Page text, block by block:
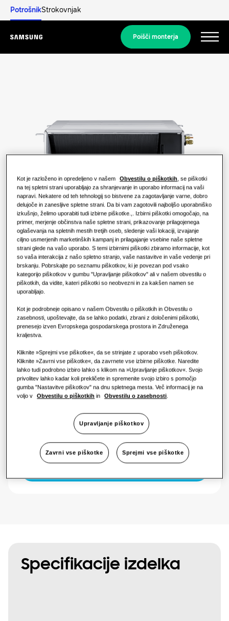
PotrošnikStrokovnjak
Menu
Poišči monterja
STANOVANJSKE REŠITVE
Kaj je toplotna črpalka in kako deluje?
Prednosti toplotne črpalke
Kaj je klimatska naprava in kako
deluje?
KOMERCIALNE REŠITVE
Hoteli
Maloprodaja
Restavracija
Pisarna
Trajnost
One Samsung
Naše rešitve
REŠITVE ZA VAŠ DOM
Rešitve za klimatizacijo
Toplotne črpalke
REŠITVE ZA KOMERCIALNE ZGRADBE
Rešitve za klimatizacijo
Upravljanje
Izdelki
Izdelki Hero
O Samsungu
ZMOGLJIVOST: 2.2KW
AM022ANMPKH/EU
Razpoložljiva zmogljivost
2.2KW
5.6KW 7.1KW 9.0KW 11.2KW
12.8KW 14.0KW
Specifikacije izdelka
Kot je razloženo in opredeljeno v našem Obvestilu o piškotkih, se piškotki
na tej spletni strani uporabljajo za shranjevanje in uporabo informacij na vaši
napravi. Nekatere od teh tehnologij so bistvene za zagotavljanje varne, dobro
delujoče in zanesljive spletne strani. Da bi vam zagotovili najboljšo uporabniško
izkušnjo, želimo uporabiti tudi izbirne piškotke.,. Izbirni piškotki omogočajo, na
primer, merjenje občinstva naše spletne strani, prikazovanje prilagojenega
oglaševanja na spletnih mestih tretjih oseb, sledenje vaši lokaciji, izvajanje
ciljno usmerjenih marketinških kampanj in prilagajanje vsebine naše spletne
strani glede na vašo uporabo. S temi izbirnimi piškotki zbiramo informacije, kot
so vaša interakcija z našo spletno stranjo, vaše nastavitve in vaše vedenje pri
brskanju. Pobrskajte po seznamu piškotkov, ki je povezan pod vsako
kategorijo piškotkov v gumbu "Upravljanje piškotkov" ali v našem obvestilu o
piškotkih, da vidite, kateri piškotki so neobvezni in za kakšen namen se
uporabljajo.
Kot je podrobneje opisano v našem Obvestilu o piškotkih in Obvestilu o
zasebnosti, upoštevajte, da se lahko podatki, zbrani z določenimi piškotki,
prenesejo izven Evropskega gospodarskega prostora in Združenega
kraljestva.
Kliknite »Sprejmi vse piškotke«, da se strinjate z uporabo vseh piškotkov.
Kliknite »Zavrni vse piškotke«, da zavrnete vse izbirne piškotke. Naredite
lahko tudi podrobno izbiro lahko s klikom na »Upravljanje piškotkov«. Svojo
privolitev lahko kadar koli prekličete in spremenite svojo izbiro s pomočjo
gumba "Nastavitve piškotkov" na dnu spletnega mesta. Več informacij je na
voljo v
Obvestilu o piškotkih in Obvestilu o zasebnosti.
Upravljanje piškotkov
Zavrni vse piškotke Sprejmi vse piškotke